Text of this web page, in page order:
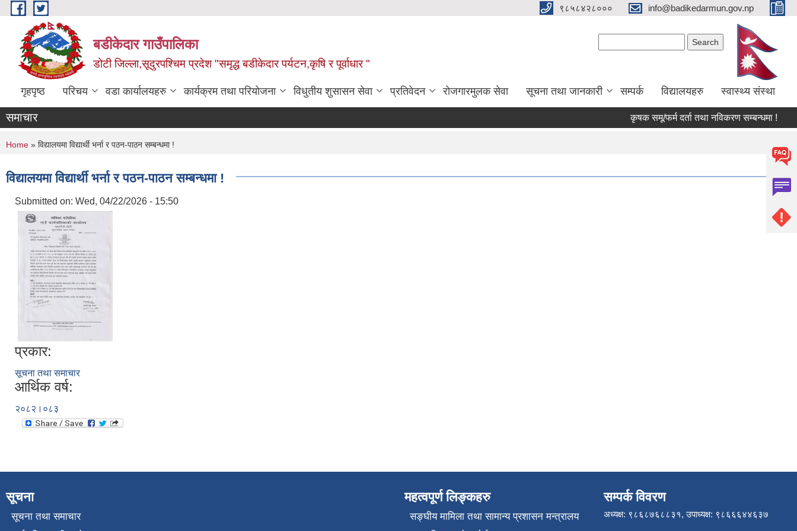
Skip to main content ९८५८४२८००० info@badikedarmun.gov.np
बडीकेदार गाउँपालिका
डोटी जिल्ला,सूदुरपश्चिम प्रदेश "समृद्ध बडीकेदार पर्यटन,कृषि र पूर्वाधार "
गृहपृष्ठ परिचय वडा कार्यालयहरु कार्यक्रम तथा परियोजना विधुतीय शुसासन सेवा प्रतिवेदन रोजगारमुलक सेवा सूचना तथा जानकारी सम्पर्क विद्यालयहरु स्वास्थ्य संस्था
समाचार कृषक समू/फर्म दर्ता तथा नविकरण सम्बन्धमा !
You are here
Home » विद्यालयमा विद्यार्थी भर्ना र पठन-पाठन सम्बन्धमा !
विद्यालयमा विद्यार्थी भर्ना र पठन-पाठन सम्बन्धमा !
Submitted on: Wed, 04/22/2026 - 15:50
प्रकार:
सूचना तथा समाचार
आर्थिक वर्ष:
२०८२।०८३
सूचना
सूचना तथा समाचार
महत्वपूर्ण लिङ्कहरु
सङ्‍घीय मामिला तथा सामान्य प्रशासन मन्त्रालय
सम्पर्क विवरण
अध्यक्ष: ९८६८७६८८३१, उपाध्यक्ष: ९८६६६४४६३७